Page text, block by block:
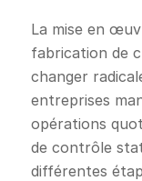
La mise en
fabrication de
changer
entreprises
opérations
de contrôle
différentes